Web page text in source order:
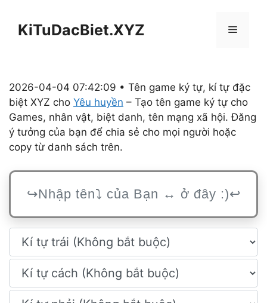
KiTuDacBiet.XYZ Menu
2026-04-04 07:42:09 • Tên game ký tự, kí tự đặc
biệt XYZ cho Yêu huyền – Tạo tên game ký tự cho
Games, nhân vật, biệt danh, tên mạng xã hội. Đăng
ý tưởng của bạn để chia sẻ cho mọi người hoặc
copy từ danh sách trên.